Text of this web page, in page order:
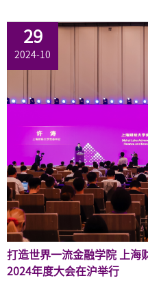
建、交等国有银行、中信证券等头部
所、建信人寿等保险公司建立了深度
金学院将继续构建未来教育与临港产
续发展……更多内容详见：
id=795546
29
2024-10
打造世界一流金融学院 上海
2024年度大会在沪举行